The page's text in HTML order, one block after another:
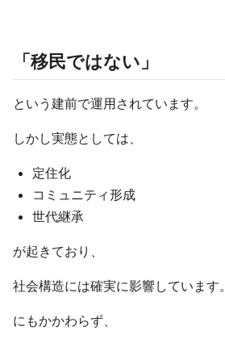
「移民ではない」
という建前で運用されています。
しかし実態としては、
定住化
コミュニティ形成
世代継承
が起きており、
社会構造には確実に影響しています。
にもかかわらず、